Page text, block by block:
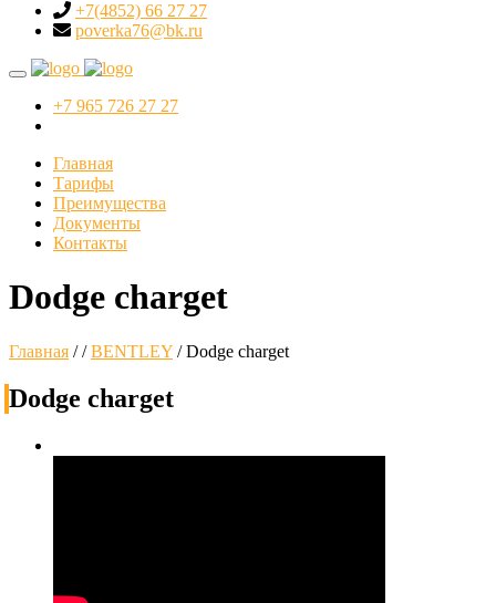
+7(4852) 66 27 27
poverka76@bk.ru
+7 965 726 27 27
Главная
Тарифы
Преимущества
Документы
Контакты
Dodge charget
Главная //BENTLEY /Dodge charget
Dodge charget